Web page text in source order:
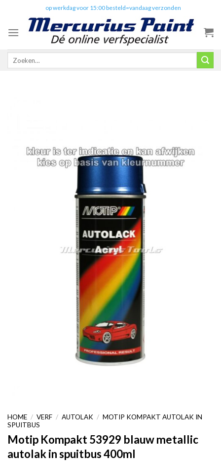
content
op werkdag voor 15:00 besteld=vandaag verzonden
Zoeken
HOME / VERF / AUTOLAK / MOTIP KOMPAKT AUTOLAK IN
SPUITBUS
Motip Kompakt 53929 blauw metallic
autolak in spuitbus 400ml